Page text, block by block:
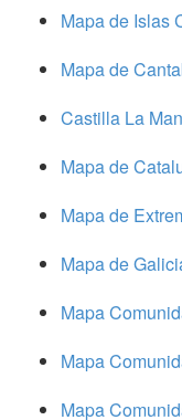
Mapa de Islas
Mapa de
Castilla La
Mapa de
Mapa de
Mapa de
Mapa
Mapa
Mapa